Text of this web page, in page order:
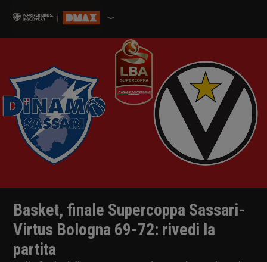
Basket, finale Supercoppa Sassari-
Virtus Bologna 69-72: rivedi la
partita